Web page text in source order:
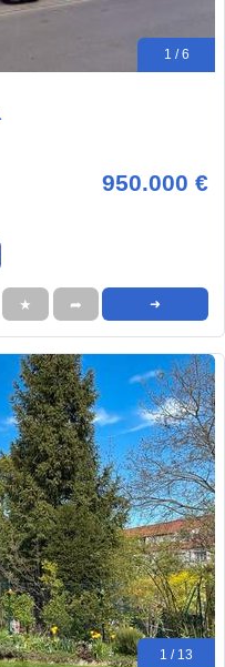
1 / 6
950.000 €
★ ➦ ➜
1 / 13